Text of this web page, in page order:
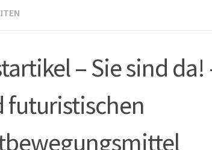
– Sie sind
futuristischen